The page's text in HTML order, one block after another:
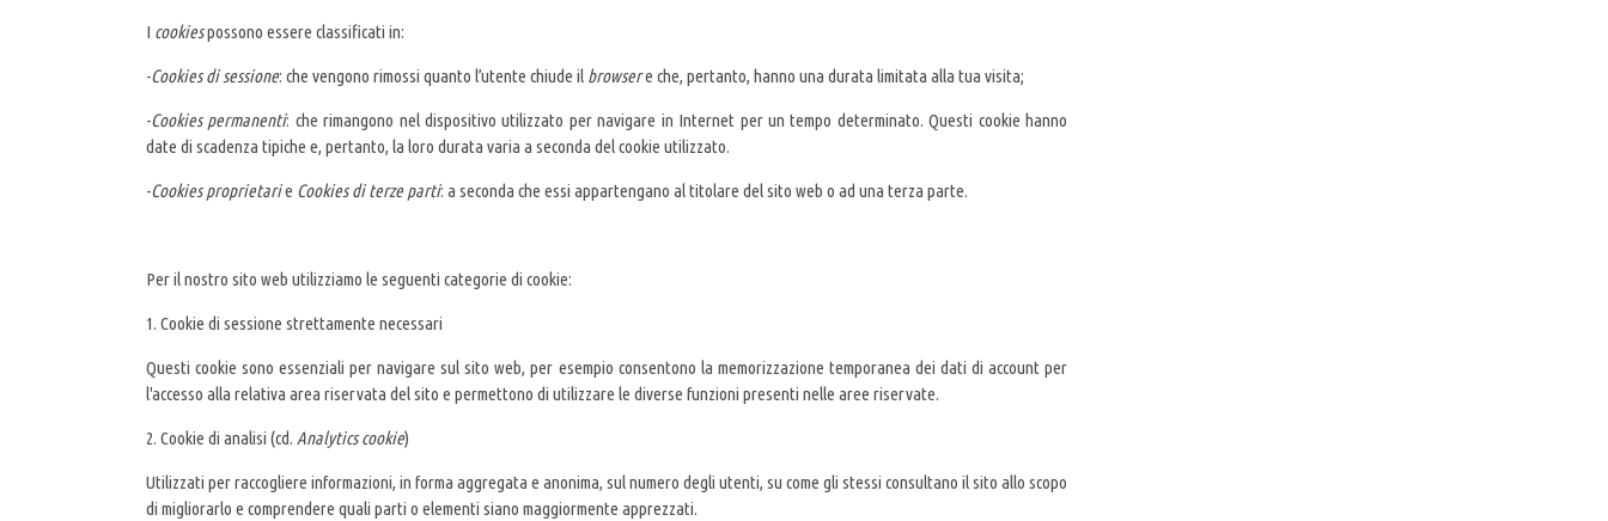
I cookiespossono essere classificati in:
-Cookies di sessione: che vengono rimossi quanto l’utente chiude il browsere che, pertanto, hanno una durata limitata alla tua visita;
-Cookies permanenti: che rimangono nel dispositivo utilizzato per navigare in Internet per un tempo determinato. Questi cookie hanno
date di scadenza tipiche e, pertanto, la loro durata varia a seconda del cookie utilizzato.
-Cookies proprietarie Cookies di terze parti: a seconda che essi appartengano al titolare del sito web o ad una terza parte.
Per il nostro sito web utilizziamo le seguenti categorie di cookie:
1. Cookie di sessione strettamente necessari
Questi cookie sono essenziali per navigare sul sito web, per esempio consentono la memorizzazione temporanea dei dati di account per
l'accesso alla relativa area riservata del sito e permettono di utilizzare le diverse funzioni presenti nelle aree riservate.
2. Cookie di analisi (cd. Analytics cookie)
Utilizzati per raccogliere informazioni, in forma aggregata e anonima, sul numero degli utenti, su come gli stessi consultano il sito allo scopo
di migliorarlo e comprendere quali parti o elementi siano maggiormente apprezzati.